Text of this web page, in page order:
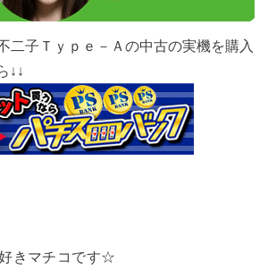
二子Ｔｙｐｅ－Ａの中古の実機を購入
↓↓
きマチコです☆